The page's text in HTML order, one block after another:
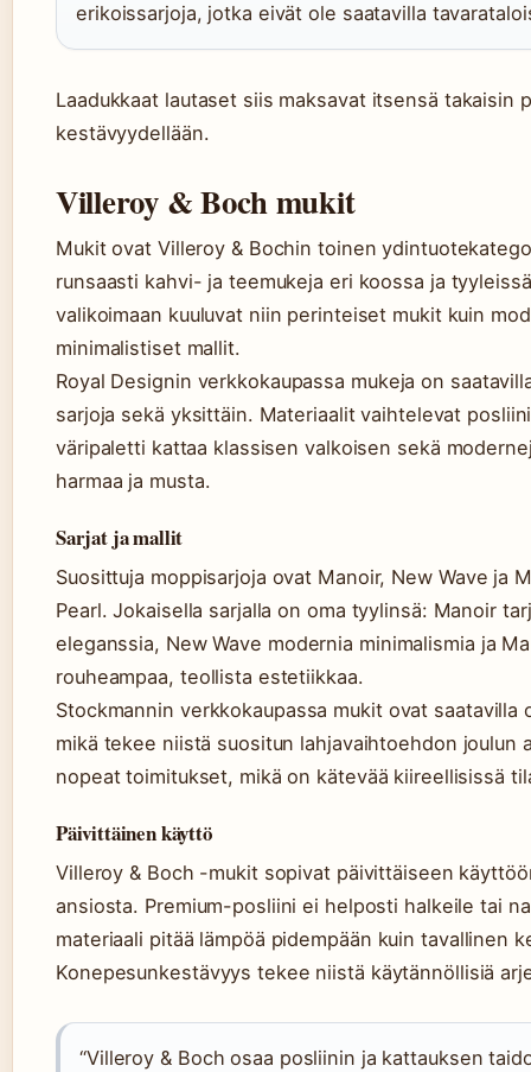
erikoissarjoja, jotka eivät ole saatavilla
Laadukkaat lautaset siis maksavat itsensä takaisin
kestävyydellään.
Villeroy & Boch mukit
Mukit ovat Villeroy & Bochin toinen
runsaasti kahvi- ja teemukeja eri koossa ja
valikoimaan kuuluvat niin perinteiset mukit kuin
minimalistiset mallit.
Royal Designin verkkokaupassa mukeja on
sarjoja sekä yksittäin. Materiaalit vaihtelevat
väripaletti kattaa klassisen valkoisen sekä
harmaa ja musta.
Sarjat ja mallit
Suosittuja moppisarjoja ovat Manoir, New Wave ja
Pearl. Jokaisella sarjalla on oma tyylinsä: Manoir
eleganssia, New Wave modernia minimalismia ja
rouheampaa, teollista estetiikkaa.
Stockmannin verkkokaupassa mukit ovat saatavilla
mikä tekee niistä suositun lahjavaihtoehdon joulun
nopeat toimitukset, mikä on kätevää kiireellisissä
Päivittäinen käyttö
Villeroy & Boch -mukit sopivat päivittäiseen
ansiosta. Premium-posliini ei helposti halkeile tai
materiaali pitää lämpöä pidempään kuin tavallinen
Konepesunkestävyys tekee niistä käytännöllisiä
“Villeroy & Boch osaa posliinin ja kattauksen